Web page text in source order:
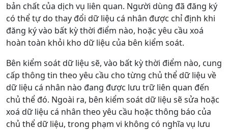
bản chất của dịch vụ liên quan. Người dùng đã đăng ký
có thể tự do thay đổi dữ liệu cá nhân được chỉ định khi
đăng ký vào bất kỳ thời điểm nào, hoặc yêu cầu xoá
hoàn toàn khỏi kho dữ liệu của bên kiểm soát.
Bên kiểm soát dữ liệu sẽ, vào bất kỳ thời điểm nào, cung
cấp thông tin theo yêu cầu cho từng chủ thể dữ liệu về
dữ liệu cá nhân nào đang được lưu trữ liên quan đến
chủ thể đó. Ngoài ra, bên kiểm soát dữ liệu sẽ sửa hoặc
xoá dữ liệu cá nhân theo yêu cầu hoặc thông báo của
chủ thể dữ liệu, trong phạm vi không có nghĩa vụ lưu